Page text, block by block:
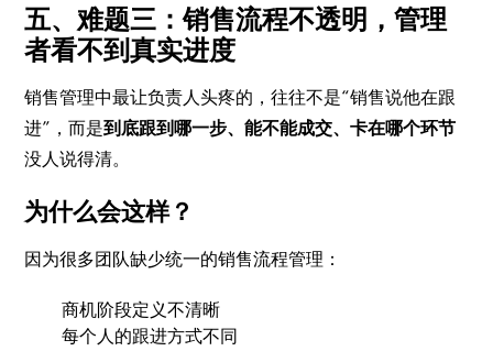
五、难题三：销售流程不透明，管理
者看不到真实进度
销售管理中最让负责人头疼的，往往不是“销售说他在跟
进”，而是到底跟到哪一步、能不能成交、卡在哪个环节
没人说得清。
为什么会这样？
因为很多团队缺少统一的销售流程管理：
商机阶段定义不清晰
每个人的跟进方式不同